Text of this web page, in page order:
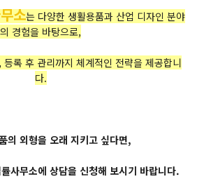
소는 다양한 생활용품과 산업 디자인 분야
의 경험을 바탕으로,
록 후 관리까지 체계적인 전략을 제공합니
다.
의 외형을 오래 지키고 싶다면,
사무소에 상담을 신청해 보시기 바랍니다.